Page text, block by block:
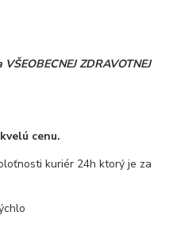
ZDRAVOTNEJ
cenu.
kuriér 24h ktorý je za